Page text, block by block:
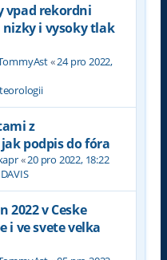
vpad rekordni
i vysoky tlak
«24 pro 2022,
z
podpis do fóra
«20 pro 2022, 18:22
2022 v Ceske
i ve svete velka